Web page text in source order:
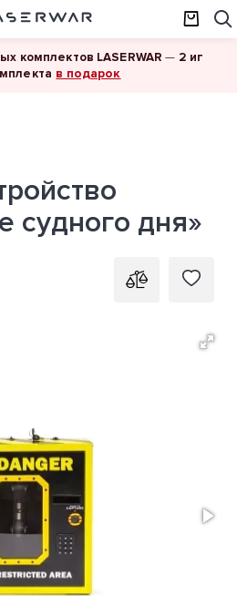
комплектов LASERWAR — 2 иг
в подарок
судного дня»